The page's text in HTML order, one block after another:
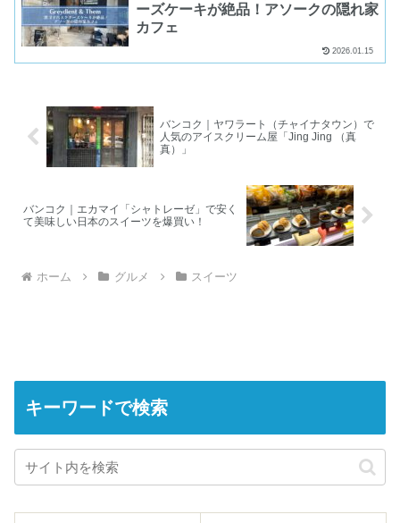
ーズケーキが絶品！アソークの隠れ家
カフェ
2026.01.15
バンコク｜ヤワラート（チャイナタウン）で
人気のアイスクリーム屋「Jing Jing （真
真）」
バンコク｜エカマイ「シャトレーゼ」で安く
て美味しい日本のスイーツを爆買い！
ホーム グルメ スイーツ
キーワードで検索